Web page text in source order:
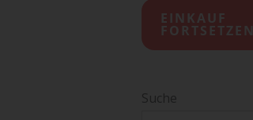
EINKAUF
FORTSETZEN
Suche